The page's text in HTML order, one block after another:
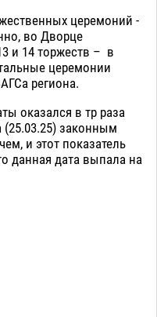
церемоний -
во Дворце
и 14 торжеств – в
церемонии
региона.
оказался в тр раза
(25.03.25) законным
и этот показатель
данная дата выпала на